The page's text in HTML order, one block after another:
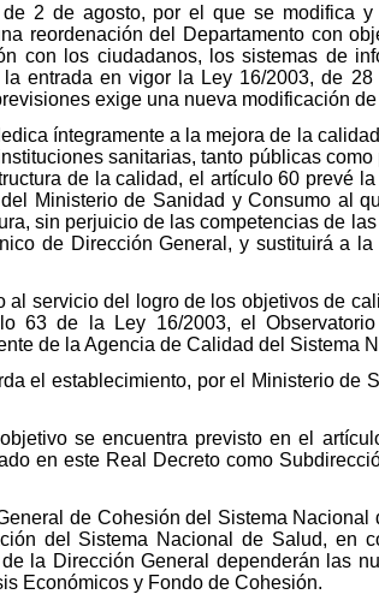
2 de agosto, por el que se modifica
reordenación del Departamento con
con los ciudadanos, los sistemas de
la entrada en vigor la Ley 16/2003, de
exige una nueva modificación
íntegramente a la mejora de la
sanitarias, tanto públicas
de la calidad, el artículo 60 prevé
Ministerio de Sanidad y Consumo al
sin perjuicio de las competencias de
de Dirección General, y sustituirá a
al servicio del logro de los objetivos de
63 de la Ley 16/2003, el
de la Agencia de Calidad del Sistema
el establecimiento, por el Ministerio de
se encuentra previsto en el
en este Real Decreto como
de Cohesión del Sistema
del Sistema Nacional de Salud, en
la Dirección General dependerán las
Económicos y Fondo de Cohesión.